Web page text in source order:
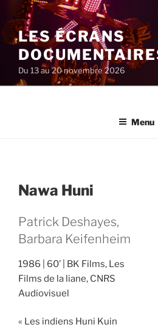
au
contenu
principal
LES ÉCRANS
Du 13 au 20 novembre 2026
Menu
Nawa Huni
Patrick Deshayes,
Barbara Keifenheim
1986 60’
BK Films, Les
Films de la liane, CNRS
Audiovisuel
« Les indiens Huni Kuin